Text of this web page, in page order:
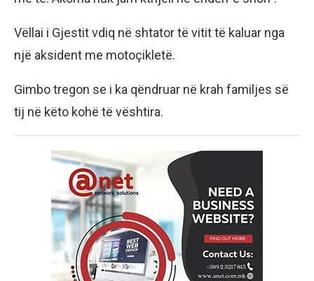
Vëllai i Gjestit vdiq në shtator të vitit të kaluar nga
një aksident me motoçikletë.
Gimbo tregon se i ka qëndruar në krah familjes së
tij në këto kohë të vështira.